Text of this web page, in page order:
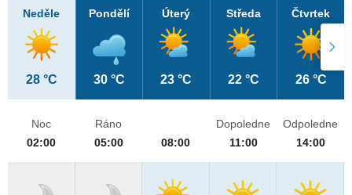
Neděle
28 °C
Pondělí
30 °C
Úterý
23 °C
Středa
22 °C
Čtvrtek
26 °C
Noc
02:00
Ráno
05:00
08:00
Dopoledne
11:00
Odpoledne
14:00